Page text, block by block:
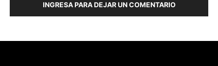
INGRESA PARA DEJAR UN COMENTARIO